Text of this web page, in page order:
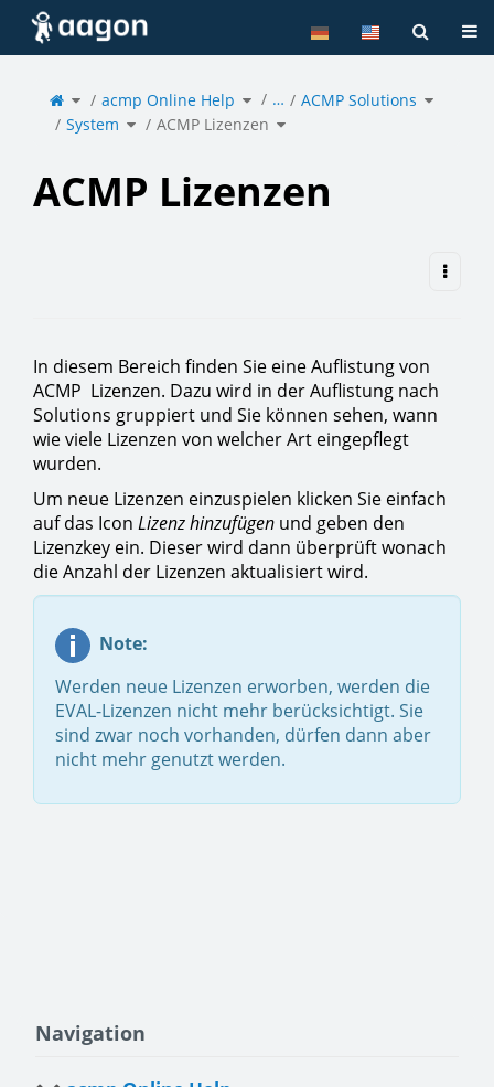
Home
Toggle
the
parent
tree
of
ACMP
Lizenzen.
acmp Online Help Toggle
the
hierarchy
tree
under
acmp
Online
Help.
… ACMP Solutions Toggle
the
hierarchy
tree
System Toggle
the
hierarchy
tree
ACMP Lizenzen Toggle
the
hierarchy
tree
ACMP Lizenzen
In diesem Bereich finden Sie eine Auflistung von
ACMP Lizenzen. Dazu wird in der Auflistung nach
Solutions gruppiert und Sie können sehen, wann
wie viele Lizenzen von welcher Art eingepflegt
wurden.
Um neue Lizenzen einzuspielen klicken Sie einfach
auf das Icon Lizenz hinzufügen und geben den
Lizenzkey ein. Dieser wird dann überprüft wonach
die Anzahl der Lizenzen aktualisiert wird.
Note:
Werden neue Lizenzen erworben, werden die
EVAL-Lizenzen nicht mehr berücksichtigt. Sie
sind zwar noch vorhanden, dürfen dann aber
nicht mehr genutzt werden.
Navigation